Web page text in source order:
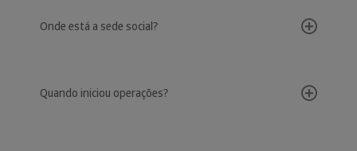
Onde está a sede social?
Quando iniciou operações?